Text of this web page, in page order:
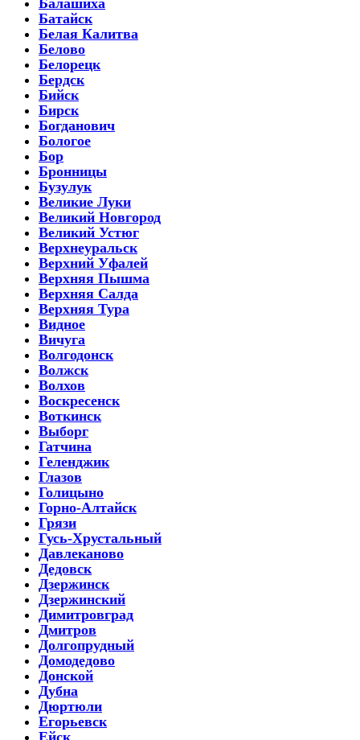
Батайск
Белая Калитва
Белово
Белорецк
Бердск
Бийск
Бирск
Богданович
Бологое
Бор
Бронницы
Бузулук
Великие Луки
Великий Новгород
Великий Устюг
Верхнеуральск
Верхний Уфалей
Верхняя Пышма
Верхняя Салда
Верхняя Тура
Видное
Вичуга
Волгодонск
Волжск
Волхов
Воскресенск
Воткинск
Выборг
Гатчина
Геленджик
Глазов
Голицыно
Горно-Алтайск
Грязи
Гусь-Хрустальный
Давлеканово
Дедовск
Дзержинск
Дзержинский
Димитровград
Дмитров
Долгопрудный
Домодедово
Донской
Дубна
Дюртюли
Егорьевск
Ейск